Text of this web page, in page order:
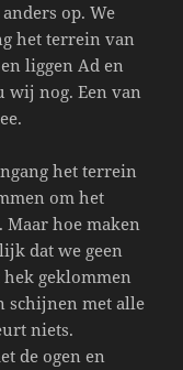
op. We
het terrein van
liggen Ad en
wij nog. Een van
het terrein
om het
Maar hoe maken
dat we geen
geklommen
schijnen met alle
niets.
de ogen en